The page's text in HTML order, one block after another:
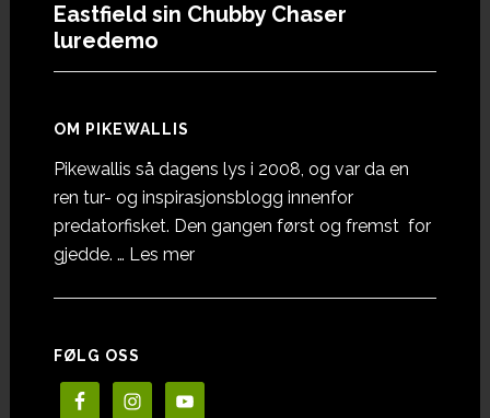
Eastfield sin Chubby Chaser
luredemo
OM PIKEWALLIS
Pikewallis så dagens lys i 2008, og var da en
ren tur- og inspirasjonsblogg innenfor
predatorfisket. Den gangen først og fremst for
gjedde. … Les meromOm
FØLG OSS